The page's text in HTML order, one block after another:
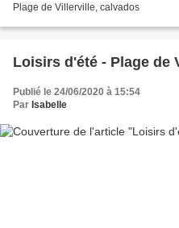
Plage de Villerville, calvados
Loisirs d'été - Plage de
Publié le 24/06/2020 à 15:54
Par Isabelle